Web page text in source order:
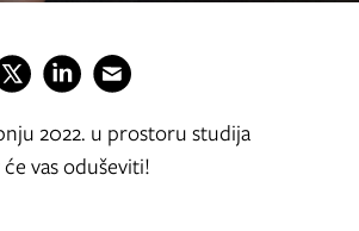
2022. u prostoru studija
vas oduševiti!